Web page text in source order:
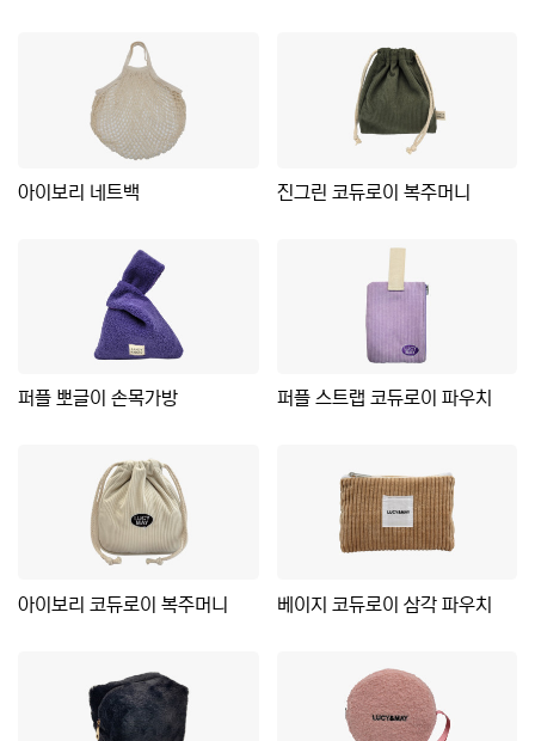
아이보리 네트백 진그린 코듀로이 복주머니
퍼플 뽀글이 손목가방 퍼플 스트랩 코듀로이 파우치
아이보리 코듀로이 복주머니 베이지 코듀로이 삼각 파우치